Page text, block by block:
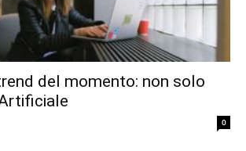
del momento: non solo
0